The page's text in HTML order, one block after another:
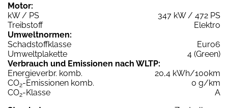
Motor:
kW / PS
347 kW / 472 PS
Treibstoff
Elektro
Umweltnormen:
Schadstoffklasse
Euro6
Umweltplakette
4 (Green)
Verbrauch und Emissionen nach WLTP:
Energieverbr. komb.
20,4 kWh/100km
CO2-Emissionen komb.
0 g/km
CO2-Klasse
A